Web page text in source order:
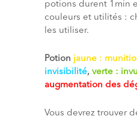
potions durent 1min
couleurs et utilités :
les utiliser.
Potion jaune :
invisibilité, verte :
augmentation des
Vous devrez trouver